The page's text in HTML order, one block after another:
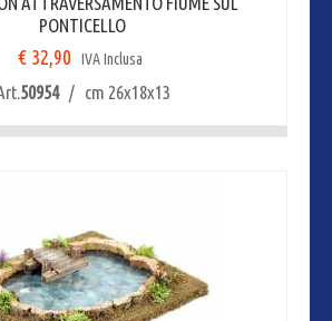
PONTICELLO
€ 32,90 IVA Inclusa
50954/ cm 26x18x13